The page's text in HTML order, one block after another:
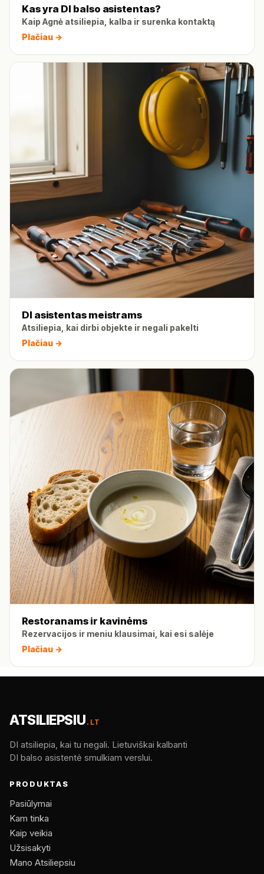
Kas yra DI balso asistentas?
Kaip Agnė atsiliepia, kalba ir surenka kontaktą
Plačiau →
DI asistentas meistrams
Atsiliepia, kai dirbi objekte ir negali pakelti
Plačiau →
Restoranams ir kavinėms
Rezervacijos ir meniu klausimai, kai esi salėje
Plačiau →
ATSILIEPSIU.LT
DI atsiliepia, kai tu negali. Lietuviškai kalbanti
DI balso asistentė smulkiam verslui.
PRODUKTAS
Pasiūlymai
Kam tinka
Kaip veikia
Užsisakyti
Mano Atsiliepsiu